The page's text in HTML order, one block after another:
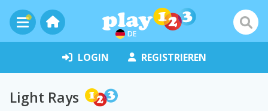
DE
LOGIN REGISTRIEREN
Light Rays